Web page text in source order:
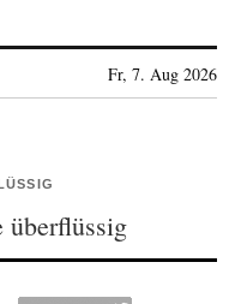
Fr, 7. Aug 2026